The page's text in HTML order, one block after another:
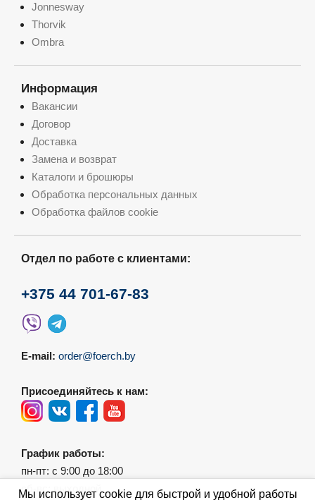
Jonnesway
Thorvik
Ombra
Информация
Вакансии
Договор
Доставка
Замена и возврат
Каталоги и брошюры
Обработка персональных данных
Обработка файлов cookie
Отдел по работе с клиентами:
+375 44 701-67-83
E-mail: order@foerch.by
Присоединяйтесь к нам:
График работы:
пн-пт: с 9:00 до 18:00
сб-вс: выходной
Мы использует cookie для быстрой и удобной работы